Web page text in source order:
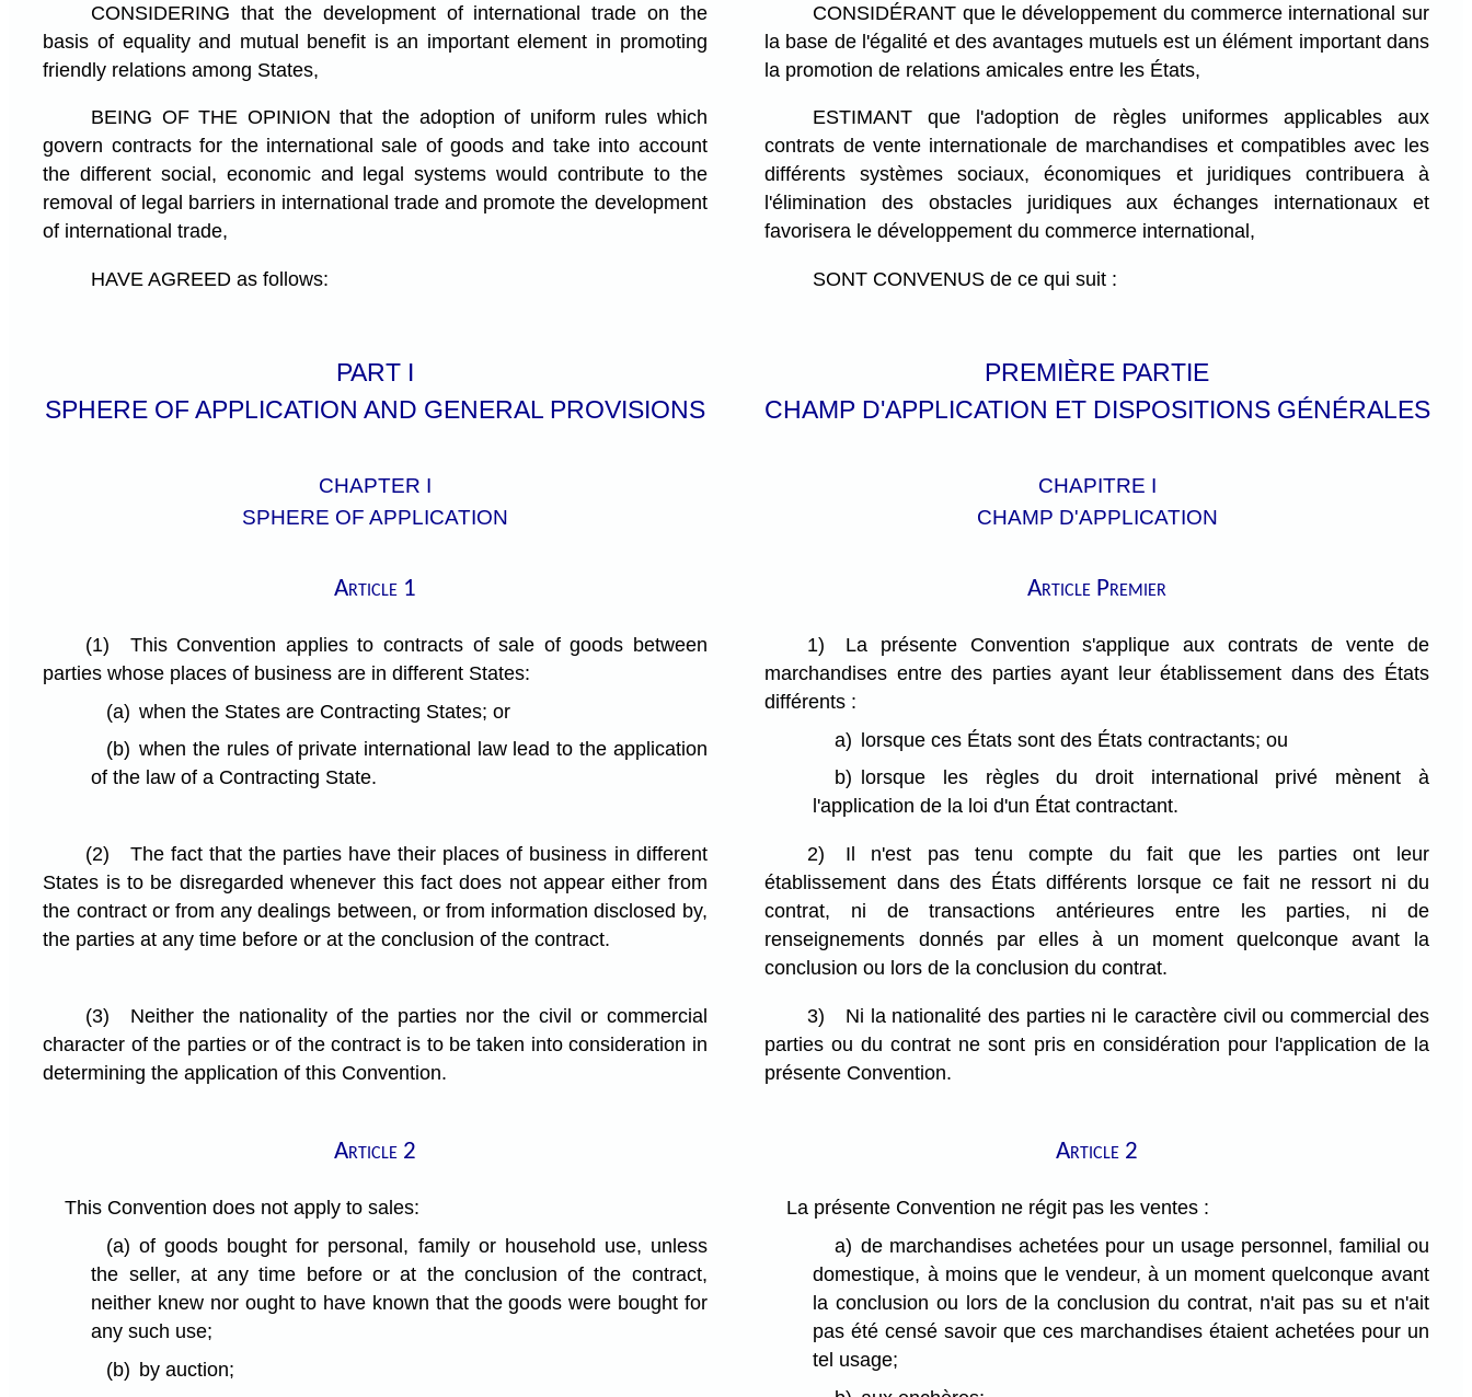
CONSIDERING that the development of international trade on the
basis of equality and mutual benefit is an important element in promoting
friendly relations among States,
CONSIDÉRANT que le développement du commerce international sur
la base de l'égalité et des avantages mutuels est un élément important dans
la promotion de relations amicales entre les États,
BEING OF THE OPINION that the adoption of uniform rules which
govern contracts for the international sale of goods and take into account
the different social, economic and legal systems would contribute to the
removal of legal barriers in international trade and promote the development
of international trade,
ESTIMANT que l'adoption de règles uniformes applicables aux
contrats de vente internationale de marchandises et compatibles avec les
différents systèmes sociaux, économiques et juridiques contribuera à
l'élimination des obstacles juridiques aux échanges internationaux et
favorisera le développement du commerce international,
HAVE AGREED as follows: SONT CONVENUS de ce qui suit :
PART I
SPHERE OF APPLICATION AND GENERAL PROVISIONS
PREMIÈRE PARTIE
CHAMP D'APPLICATION ET DISPOSITIONS GÉNÉRALES
CHAPTER I
SPHERE OF APPLICATION
CHAPITRE I
CHAMP D'APPLICATION
Article 1 Article Premier
(1)
This Convention applies to contracts of sale of goods between
parties whose places of business are in different States:
(a) when the States are Contracting States; or
(b) when the rules of private international law lead to the application
of the law of a Contracting State.
1)
La présente Convention s'applique aux contrats de vente de
marchandises entre des parties ayant leur établissement dans des États
différents :
a) lorsque ces États sont des États contractants; ou
b)
lorsque les règles du droit international privé mènent à
l'application de la loi d'un État contractant.
(2)
The fact that the parties have their places of business in different
States is to be disregarded whenever this fact does not appear either from
the contract or from any dealings between, or from information disclosed by,
the parties at any time before or at the conclusion of the contract.
2)
Il n'est pas tenu compte du fait que les parties ont leur
établissement dans des États différents lorsque ce fait ne ressort ni du
contrat, ni de transactions antérieures entre les parties, ni de
renseignements donnés par elles à un moment quelconque avant la
conclusion ou lors de la conclusion du contrat.
(3)
Neither the nationality of the parties nor the civil or commercial
character of the parties or of the contract is to be taken into consideration in
determining the application of this Convention.
3)
Ni la nationalité des parties ni le caractère civil ou commercial des
parties ou du contrat ne sont pris en considération pour l'application de la
présente Convention.
Article 2 Article 2
This Convention does not apply to sales:
(a) of goods bought for personal, family or household use, unless
the seller, at any time before or at the conclusion of the contract,
neither knew nor ought to have known that the goods were bought for
any such use;
(b) by auction;
La présente Convention ne régit pas les ventes :
a) de marchandises achetées pour un usage personnel, familial ou
domestique, à moins que le vendeur, à un moment quelconque avant
la conclusion ou lors de la conclusion du contrat, n'ait pas su et n'ait
pas été censé savoir que ces marchandises étaient achetées pour un
tel usage;